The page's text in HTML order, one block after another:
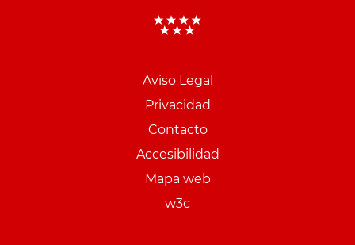
Aviso Legal
Privacidad
Contacto
Accesibilidad
Mapa web
w3c